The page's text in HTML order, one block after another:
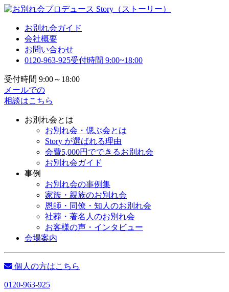
お別れ会ガイド
会社概要
お問い合わせ
0120-963-925受付時間 9:00~18:00
受付時間 9:00～18:00
メールでの
相談はこちら
お別れ会とは
お別れ会・偲ぶ会とは
Story が選ばれる理由
会費5,000円でできるお別れ会
お別れ会ガイド
事例
お別れ会の事例集
家族・親族のお別れ会
恩師・同僚・知人のお別れ会
社葬・著名人のお別れ会
お客様の声・インタビュー
会場案内
個人の方はこちら
0120-963-925